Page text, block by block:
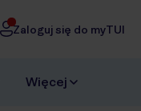
Zaloguj się do myTUI
Więcej